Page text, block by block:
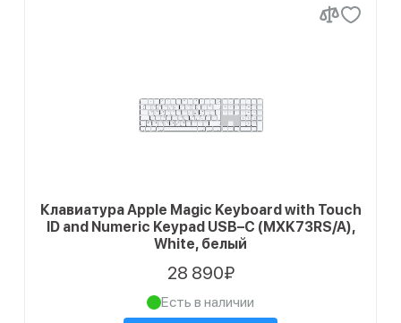
Клавиатура Apple Magic Keyboard with Touch
ID and Numeric Keypad USB–C (MXK73RS/A),
White, белый
28 890₽
Есть в наличии